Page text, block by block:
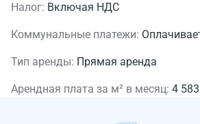
Налог: Включая НДС
Коммунальные платежи:
Тип аренды: Прямая аренда
Арендная плата за м² в месяц: 4